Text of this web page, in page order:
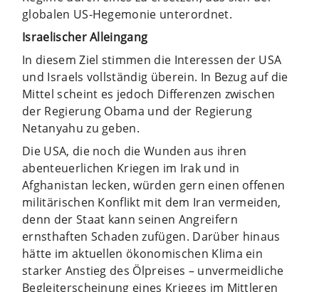
globalen US-Hegemonie unterordnet.
Israelischer Alleingang
In diesem Ziel stimmen die Interessen der USA
und Israels vollständig überein. In Bezug auf die
Mittel scheint es jedoch Differenzen zwischen
der Regierung Obama und der Regierung
Netanyahu zu geben.
Die USA, die noch die Wunden aus ihren
abenteuerlichen Kriegen im Irak und in
Afghanistan lecken, würden gern einen offenen
militärischen Konflikt mit dem Iran vermeiden,
denn der Staat kann seinen Angreifern
ernsthaften Schaden zufügen. Darüber hinaus
hätte im aktuellen ökonomischen Klima ein
starker Anstieg des Ölpreises – unvermeidliche
Begleiterscheinung eines Krieges im Mittleren